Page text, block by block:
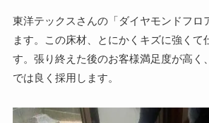
東洋テックスさんの「ダイヤモンドフロ
ます。この床材、とにかくキズに強くて
す。張り終えた後のお客様満足度が高く
では良く採用します。